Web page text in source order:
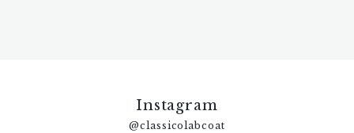
Instagram
@classicolabcoat